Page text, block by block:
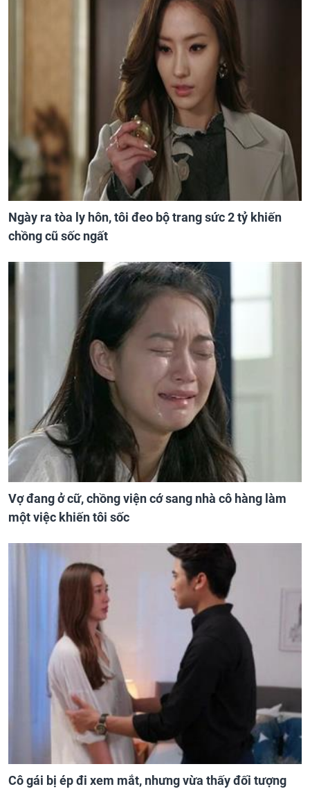
Ngày ra tòa ly hôn, tôi đeo bộ trang sức 2 tỷ khiến
chồng cũ sốc ngất
Vợ đang ở cữ, chồng viện cớ sang nhà cô hàng làm
một việc khiến tôi sốc
Cô gái bị ép đi xem mắt, nhưng vừa thấy đối tượng